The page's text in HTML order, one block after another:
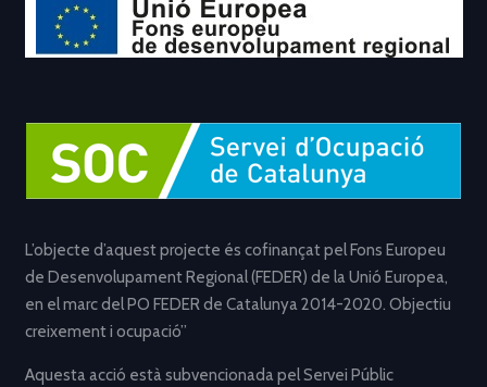
L’objecte d’aquest projecte és cofinançat pel Fons Europeu
de Desenvolupament Regional (FEDER) de la Unió Europea,
en el marc del PO FEDER de Catalunya 2014-2020. Objectiu
creixement i ocupació”
Aquesta acció està subvencionada pel Servei Públic